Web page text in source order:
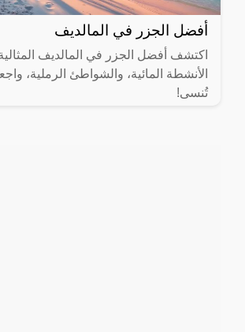
أفضل الجزر في المالديف
اكتشف أفضل الجزر في المالديف المثالية
الأنشطة المائية، والشواطئ الرملية،
تُنسى!